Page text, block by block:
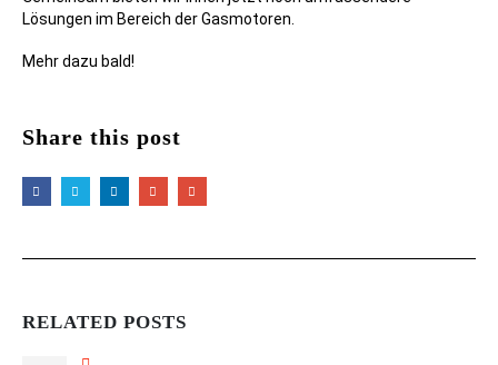
Lösungen im Bereich der Gasmotoren.
Mehr dazu bald!
Share this post
RELATED POSTS